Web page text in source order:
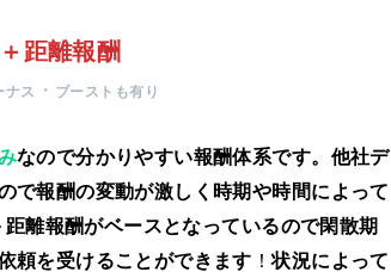
距離報酬
ナス ・ ブーストも有り
なので分かりやすい報酬体系です。他社デ
で報酬の変動が激しく時期や時間によって
離報酬がベース となっているので閑散期
頼を受けることができます ！状況によって